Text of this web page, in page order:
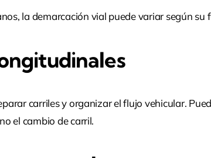
la demarcación vial puede variar según su
carriles y organizar el flujo vehicular.
el cambio de carril.